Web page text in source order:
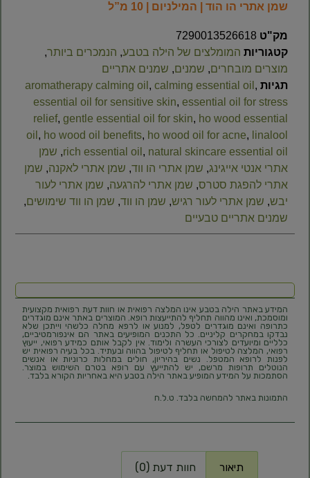
שמן אתרי הו הוד | המילניום | 10 מ”ל
מק"ט 7290013526618
קטגוריות המומלצים של הילה בטבע, הנמכרים ביותר,
מוצרים מובחרים, שמנים, שמנים אתריים
תגיות
aromatherapy calming oil , calming essential oil ,
essential oil for sensitive skin, essential oil for stress
relief, gentle essential oil for skin, ho wood essential
oil , ho wood oil benefits, ho wood oil for acne, linalool
rich essential oil , natural skincare essential oil
, שמן
אתרי אנטי אייגינג, שמן אתרי הו ווד, שמן אתרי לאקנה, שמן
אתרי להפגת סטרס, שמן אתרי להרגעה, שמן אתרי לעור
יבש, שמן אתרי לעור רגיש, שמן הו ווד, שמן הו ווד שימושים,
שמנים אתריים טבעיים
המידע באתר הילה בטבע אינו המלצה רפואית או חוות דעת רפואית מקצועית
ומוסמכת, ואינו מהווה תחליף להתייעצות רופא. המוצרים באתר אינם מוגדרים
כתרופה ואינם מוגדרים לטפל, למנוע או לרפא מחלה כלשהי וייתכן שלא
נבדקו במחקרים קליניים. כל התכנים המופיעים באתר הם אינפורמטיביים,
כלליים ומיועדים לצורכי העשרה ולימוד. אין לקבל אותם כמידע רפואי, ייעוץ
רפואי, המלצה לטיפול או תחליף לטיפול בהווה ובעתיד. בכל בעיה רפואית יש
לפנות לרופא המטפל. נשים בהיריון, חולים במחלות כרוניות או אנשים
הנוטלים תרופות מרשם, יש להתייעץ עם רופא בטרם השימוש במוצר.
הסתמכות על המידע המופיע באתר הילה בטבע היא באחריות הקורא בלבד.
התמונות באתר להמחשה בלבד. ט.ל.ח
תיאור חוות דעת (0)